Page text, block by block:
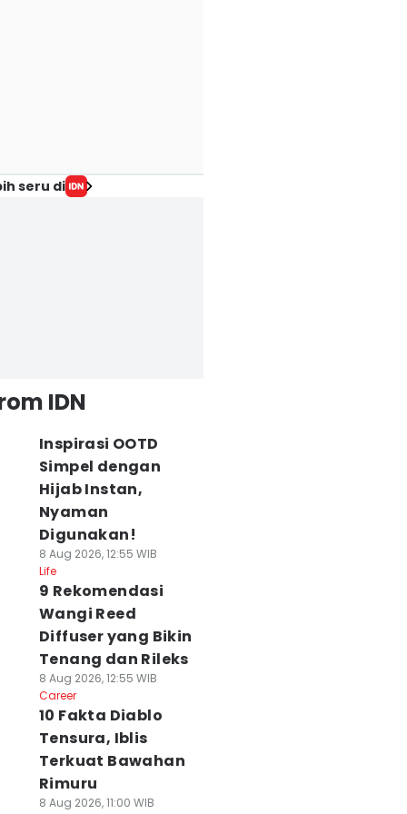
seru di
IDN
Inspirasi OOTD
Simpel dengan
Hijab Instan,
Nyaman
Digunakan!
8 Aug 2026, 12:55 WIB
Life
9 Rekomendasi
Wangi Reed
Diffuser yang Bikin
Tenang dan Rileks
8 Aug 2026, 12:55 WIB
Career
10 Fakta Diablo
Tensura, Iblis
Terkuat Bawahan
Rimuru
8 Aug 2026, 11:00 WIB